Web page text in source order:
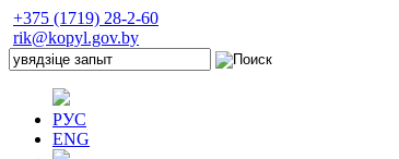
+375 (1719) 28-2-60
rik@kopyl.gov.by
РУС
ENG